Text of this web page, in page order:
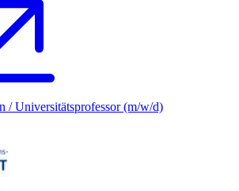
/ Universitätsprofessor (m/w/d)